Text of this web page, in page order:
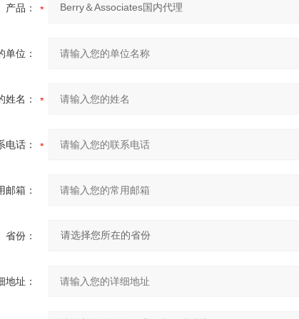
产品：
单位：
姓名：
电话：
邮箱：
省份：
地址：